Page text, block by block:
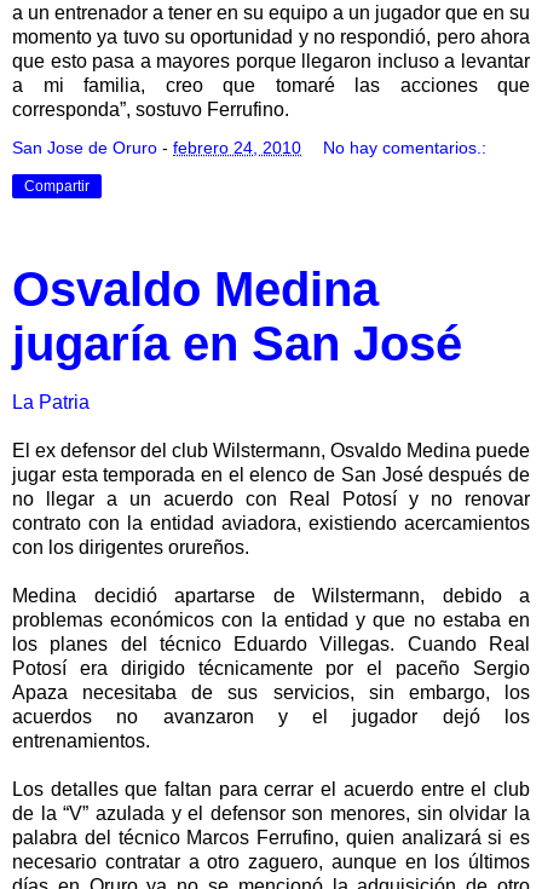
a un entrenador a tener en su equipo a un jugador que en su
momento ya tuvo su oportunidad y no respondió, pero ahora
que esto pasa a mayores porque llegaron incluso a levantar
a mi familia, creo que tomaré las acciones que
corresponda”, sostuvo Ferrufino.
San Jose de Oruro - febrero 24, 2010 No hay comentarios.:
Compartir
Osvaldo Medina
jugaría en San José
La Patria
El ex defensor del club Wilstermann, Osvaldo Medina puede
jugar esta temporada en el elenco de San José después de
no llegar a un acuerdo con Real Potosí y no renovar
contrato con la entidad aviadora, existiendo acercamientos
con los dirigentes orureños.
Medina decidió apartarse de Wilstermann, debido a
problemas económicos con la entidad y que no estaba en
los planes del técnico Eduardo Villegas. Cuando Real
Potosí era dirigido técnicamente por el paceño Sergio
Apaza necesitaba de sus servicios, sin embargo, los
acuerdos no avanzaron y el jugador dejó los
entrenamientos.
Los detalles que faltan para cerrar el acuerdo entre el club
de la “V” azulada y el defensor son menores, sin olvidar la
palabra del técnico Marcos Ferrufino, quien analizará si es
necesario contratar a otro zaguero, aunque en los últimos